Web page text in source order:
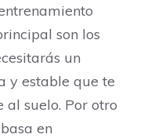
son los
un
y estable que te
al suelo. Por otro
en